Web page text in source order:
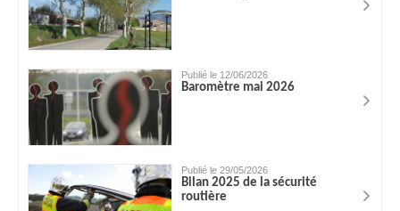
Publié le 12/06/2026
Baromètre mai 2026
Publié le 29/05/2026
Bilan 2025 de la sécurité
routière